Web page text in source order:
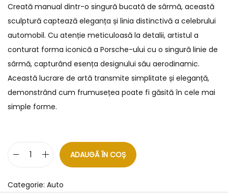
Creată manual dintr-o singură bucată de sârmă, această
sculptură captează eleganța și linia distinctivă a celebrului
automobil. Cu atenție meticuloasă la detalii, artistul a
conturat forma iconică a Porsche-ului cu o singură linie de
sârmă, capturând esența designului său aerodinamic.
Această lucrare de artă transmite simplitate și eleganță,
demonstrând cum frumusețea poate fi găsită în cele mai
simple forme.
ADAUGĂ ÎN COȘ
Categorie: Auto